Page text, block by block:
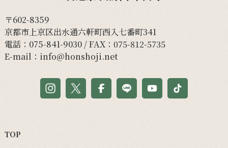
〒602-8359
京都市上京区出水通六軒町西入七番町341
電話： 075-841-9030/ FAX：075-812-5735
E-mail： info@honshoji.net
TOP